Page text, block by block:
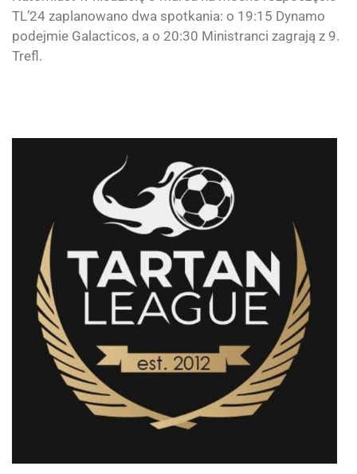
TL’24 zaplanowano dwa spotkania: o 19:15 Dynamo
podejmie Galacticos, a o 20:30 Ministranci zagrają z 9.
Trefl.